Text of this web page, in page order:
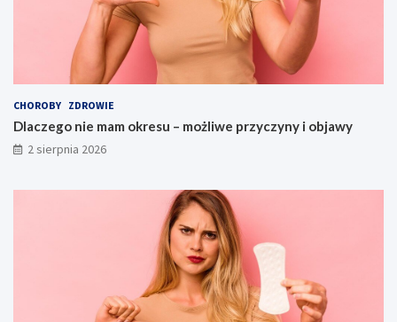
CHOROBY ZDROWIE
Dlaczego nie mam okresu – możliwe przyczyny i objawy
2 sierpnia 2026